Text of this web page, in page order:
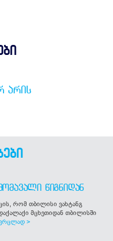
ᲐᲠᲘᲡ
ᲬᲘᲒᲜᲘᲓᲐᲜ
რომ თბილისი ვახტანგ
მცხეთიდან თბილისში
>